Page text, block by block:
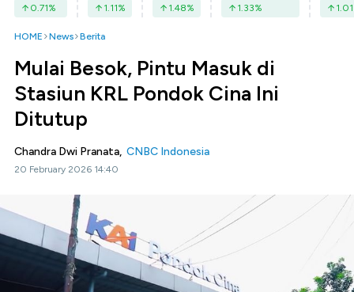
0.71% 1.11% 1.48% 1.33% 1.01
HOME News Berita
Mulai Besok, Pintu Masuk di
Stasiun KRL Pondok Cina Ini
Ditutup
Chandra Dwi Pranata, CNBC Indonesia
20 February 2026 14:40